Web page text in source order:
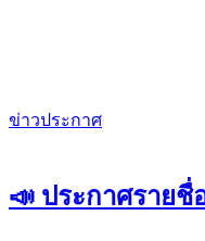
ข่าวประกาศ
📣 ประกาศราย